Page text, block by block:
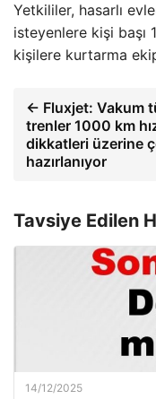
Yetkililer, hasarlı
isteyenlere kişi başı
kişilere kurtarma
← Fluxjet: Vakum
trenler 1000 km
dikkatleri üzerine
hazırlanıyor
Tavsiye Edilen
14/12/2025